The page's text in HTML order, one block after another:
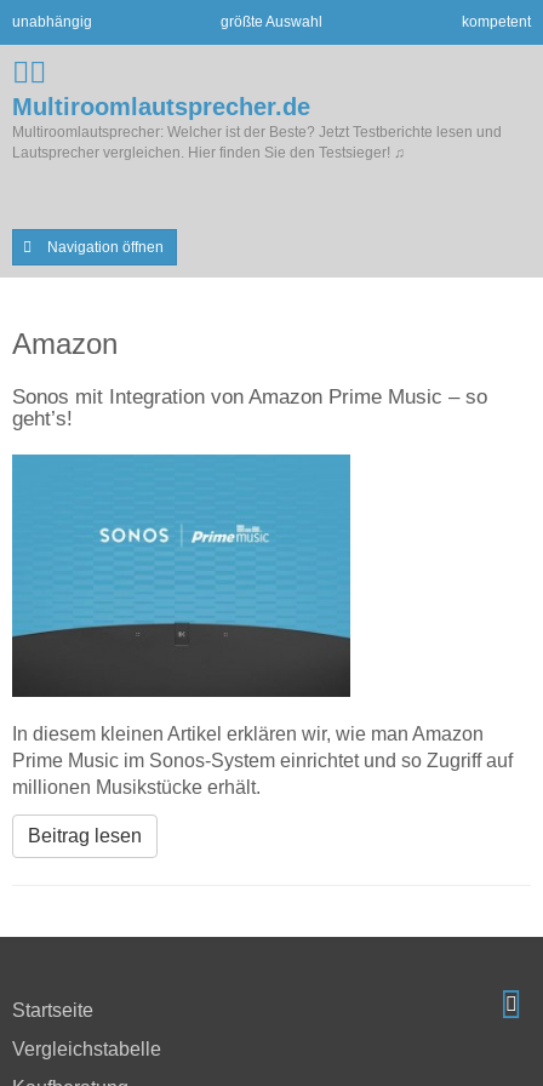
unabhängig größte Auswahl kompetent
Multiroomlautsprecher.de
Multiroomlautsprecher: Welcher ist der Beste? Jetzt Testberichte lesen und
Lautsprecher vergleichen. Hier finden Sie den Testsieger! ♫
Navigation öffnen
Amazon
Sonos mit Integration von Amazon Prime Music – so
geht’s!
In diesem kleinen Artikel erklären wir, wie man Amazon
Prime Music im Sonos-System einrichtet und so Zugriff auf
millionen Musikstücke erhält.
Beitrag lesen
Startseite
Vergleichstabelle